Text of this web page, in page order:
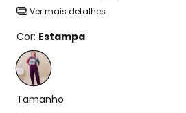
Ver mais detalhes
Cor: Estampa
Tamanho